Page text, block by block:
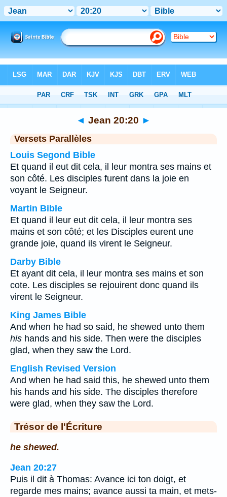
Chapitre 20> Verset 20
◄ Jean 20:20 ►
Versets Parallèles
Louis Segond Bible
Et quand il eut dit cela, il leur montra ses mains et
son côté. Les disciples furent dans la joie en
voyant le Seigneur.
Martin Bible
Et quand il leur eut dit cela, il leur montra ses
mains et son côté; et les Disciples eurent une
grande joie, quand ils virent le Seigneur.
Darby Bible
Et ayant dit cela, il leur montra ses mains et son
cote. Les disciples se rejouirent donc quand ils
virent le Seigneur.
King James Bible
And when he had so said, he shewed unto them
his hands and his side. Then were the disciples
glad, when they saw the Lord.
English Revised Version
And when he had said this, he shewed unto them
his hands and his side. The disciples therefore
were glad, when they saw the Lord.
Trésor de l'Écriture
he shewed.
Jean 20:27
Puis il dit à Thomas: Avance ici ton doigt, et
regarde mes mains; avance aussi ta main, et mets-